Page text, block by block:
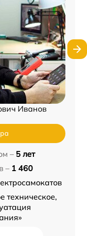
Иванов
– 5 лет
– 1 460
техническое,